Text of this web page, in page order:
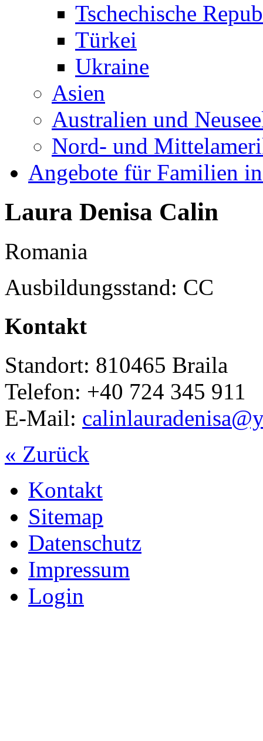
Tschechische
Türkei
Ukraine
Asien
Australien und
Nord- und
Angebote für Familien
Laura Denisa Calin
Romania
Ausbildungsstand: CC
Kontakt
Standort: 810465 Braila
Telefon: +40 724 345 911
E-Mail:
« Zurück
Kontakt
Sitemap
Datenschutz
Impressum
Login